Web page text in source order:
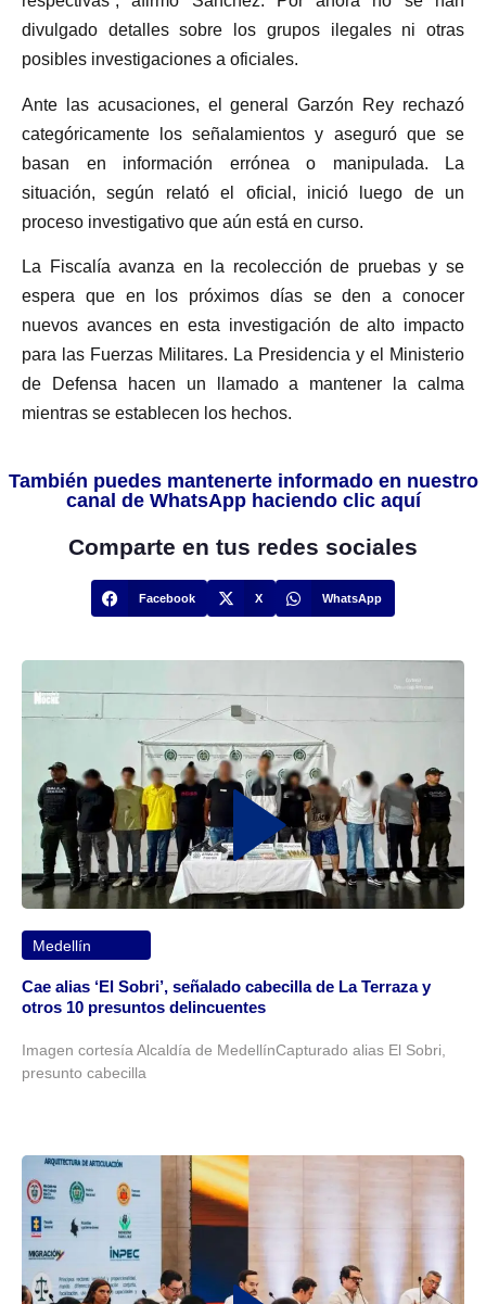
divulgado detalles sobre los grupos ilegales ni otras
posibles investigaciones a oficiales.
Ante las acusaciones, el general Garzón Rey rechazó
categóricamente los señalamientos y aseguró que se
basan en información errónea o manipulada. La
situación, según relató el oficial, inició luego de un
proceso investigativo que aún está en curso.
La Fiscalía avanza en la recolección de pruebas y se
espera que en los próximos días se den a conocer
nuevos avances en esta investigación de alto impacto
para las Fuerzas Militares. La Presidencia y el Ministerio
de Defensa hacen un llamado a mantener la calma
mientras se establecen los hechos.
También puedes mantenerte informado en nuestro
canal de WhatsApp haciendo clic aquí
Comparte en tus redes sociales
Facebook X WhatsApp
Medellín
Cae alias ‘El Sobri’, señalado cabecilla de La Terraza y
otros 10 presuntos delincuentes
Imagen cortesía Alcaldía de MedellínCapturado alias El Sobri,
presunto cabecilla